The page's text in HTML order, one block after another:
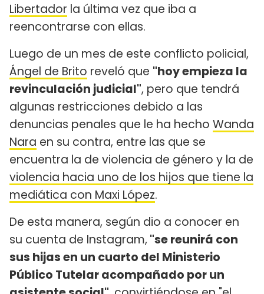
Libertador la última vez que iba a
reencontrarse con ellas.
Luego de un mes de este conflicto policial,
Ángel de Brito reveló que "hoy empieza la
revinculación judicial", pero que tendrá
algunas restricciones debido a las
denuncias penales que le ha hecho Wanda
Nara en su contra, entre las que se
encuentra la de violencia de género y la de
violencia hacia uno de los hijos que tiene la
mediática con Maxi López.
De esta manera, según dio a conocer en
su cuenta de Instagram, "se reunirá con
sus hijas en un cuarto del Ministerio
Público Tutelar acompañado por un